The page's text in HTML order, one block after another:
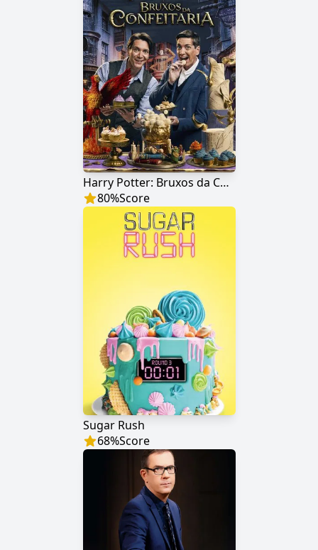
Harry Potter: Bruxos da Confeitaria
80%Score
Sugar Rush
68%Score